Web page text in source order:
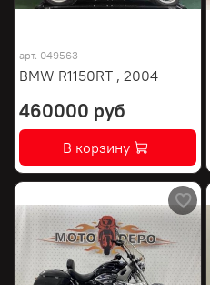
арт. 049563
BMW R1150RT , 2004
460000 руб
В корзину